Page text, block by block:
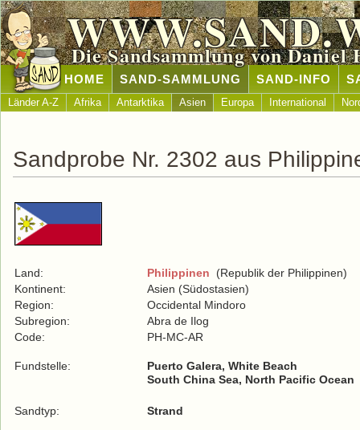
Die Sandsammlung von Daniel
HOME SAND-SAMMLUNG SAND-INFO
Länder A-Z Afrika Antarktika Asien Europa International
Sandprobe Nr. 2302 aus
Land: Philippinen (Republik der Philippinen)
Kontinent:
Asien (Südostasien)
Region:
Occidental Mindoro
Subregion:
Abra de Ilog
Code:
PH-MC-AR
Fundstelle:
Puerto Galera, White Beach
South China Sea, North Pacific Ocean
Sandtyp: Strand